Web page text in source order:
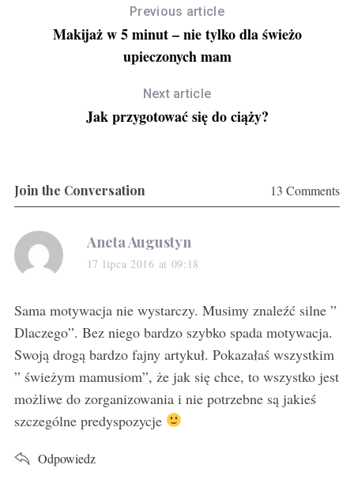
Previous article
Makijaż w 5 minut – nie tylko dla świeżo
upieczonych mam
Next article
Jak przygotować się do ciąży?
Join the Conversation 13 Comments
s
a
s
:
Aneta Augustyn
17 lipca 2016 at 09:18
Sama motywacja nie wystarczy. Musimy znaleźć silne ”
Dlaczego”. Bez niego bardzo szybko spada motywacja.
Swoją drogą bardzo fajny artykuł. Pokazałaś wszystkim
” świeżym mamusiom”, że jak się chce, to wszystko jest
możliwe do zorganizowania i nie potrzebne są jakieś
szczególne predyspozycje
Odpowiedz